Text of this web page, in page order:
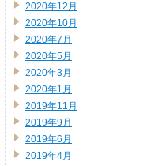
2020年12月
2020年10月
2020年7月
2020年5月
2020年3月
2020年1月
2019年11月
2019年9月
2019年6月
2019年4月